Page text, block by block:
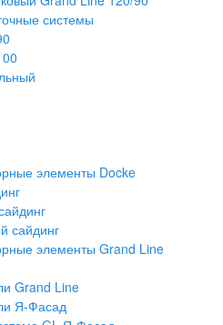
системы
элементы Docke
сайдинг
элементы Grand Line
Grand Line
Я-Фасад